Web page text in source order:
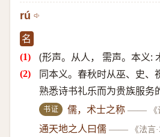
rú
名
(形声。从人， 需声。本义:
同本义。春秋时从巫、史、
熟悉诗书礼乐而为贵族服务
书证 儒，术士之称 ——
通天地之人曰儒 —— 《法言